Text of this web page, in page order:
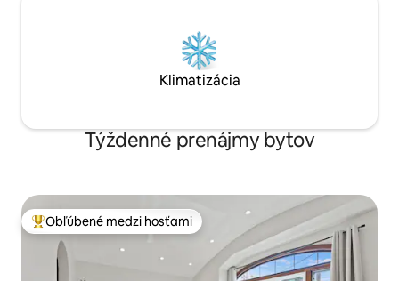
Klimatizácia
Týždenné prenájmy bytov
Najobľúbenejšie medzi hosťami
Obľúbené medzi hosťami